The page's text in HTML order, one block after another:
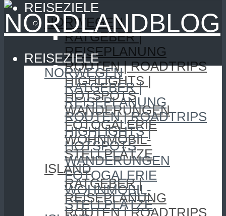
REISEZIELE
NORWEGEN
RATGEBER |
REISEPLANUNG
ROUTEN | ROADTRIPS
HIGHLIGHTS |
HOTSPOTS
WANDERUNGEN
FOTOGALERIE
WOHNMOBIL-
STELLPLÄTZE
ISLAND
RATGEBER |
REISEPLANUNG
ROUTEN | ROADTRIPS
REISEZIELE
NORWEGEN
RATGEBER |
REISEPLANUNG
ROUTEN | ROADTRIPS
HIGHLIGHTS |
HOTSPOTS
WANDERUNGEN
FOTOGALERIE
WOHNMOBIL-
STELLPLÄTZE